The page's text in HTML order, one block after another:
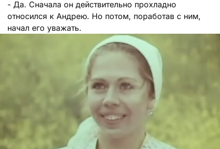
- Да. Сначала он действительно прохладно
относился к Андрею. Но потом, поработав с ним,
начал его уважать.